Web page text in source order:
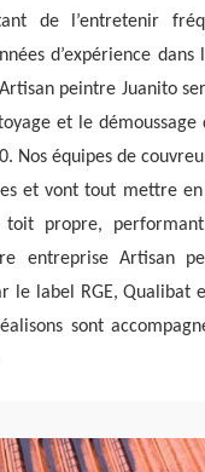
de l’entretenir
d’expérience
peintre Juanito
et le
Nos équipes de
et vont tout mettre
propre,
entreprise Artisan
le label RGE, Qualibat
sont